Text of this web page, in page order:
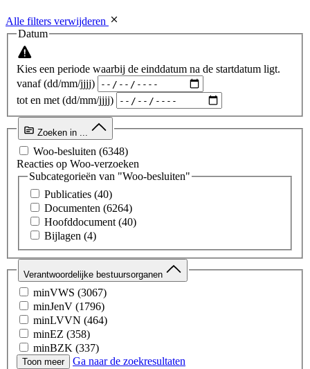
Alle filters verwijderen
Datum
Kies een periode waarbij de einddatum na de startdatum ligt.
vanaf (dd/mm/jjjj)
tot en met (dd/mm/jjjj)
Zoeken in ...
Woo-besluiten (6348)
Reacties op Woo-verzoeken
Subcategorieën van "Woo-besluiten"
Publicaties (40)
Documenten (6264)
Hoofddocument (40)
Bijlagen (4)
Verantwoordelijke bestuursorganen
minVWS (3067)
minJenV (1796)
minLVVN (464)
minEZ (358)
minBZK (337)
minFin
(152)
Toon meer Ga naar de zoekresultaten